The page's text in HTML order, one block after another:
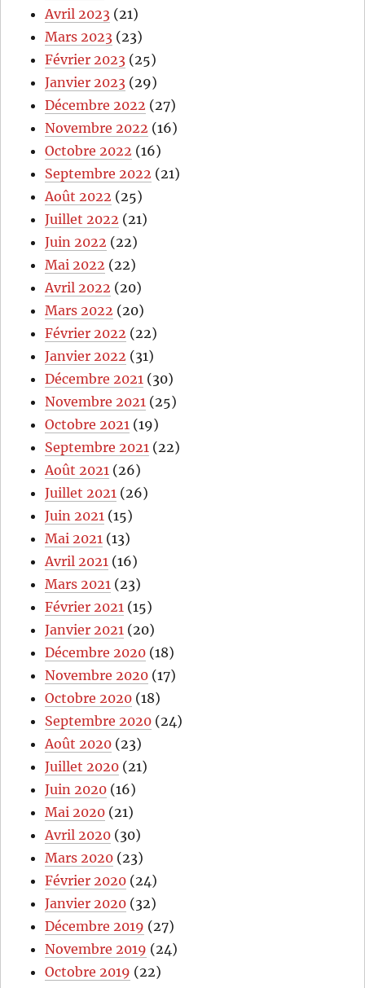
Avril 2023 (21)
Mars 2023 (23)
Février 2023 (25)
Janvier 2023 (29)
Décembre 2022 (27)
Novembre 2022 (16)
Octobre 2022 (16)
Septembre 2022 (21)
Août 2022 (25)
Juillet 2022 (21)
Juin 2022 (22)
Mai 2022 (22)
Avril 2022 (20)
Mars 2022 (20)
Février 2022 (22)
Janvier 2022 (31)
Décembre 2021 (30)
Novembre 2021 (25)
Octobre 2021 (19)
Septembre 2021 (22)
Août 2021 (26)
Juillet 2021 (26)
Juin 2021 (15)
Mai 2021 (13)
Avril 2021 (16)
Mars 2021 (23)
Février 2021 (15)
Janvier 2021 (20)
Décembre 2020 (18)
Novembre 2020 (17)
Octobre 2020 (18)
Septembre 2020 (24)
Août 2020 (23)
Juillet 2020 (21)
Juin 2020 (16)
Mai 2020 (21)
Avril 2020 (30)
Mars 2020 (23)
Février 2020 (24)
Janvier 2020 (32)
Décembre 2019 (27)
Novembre 2019 (24)
Octobre 2019 (22)